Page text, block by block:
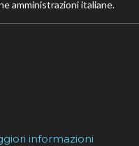
amministrazioni italiane.
informazioni